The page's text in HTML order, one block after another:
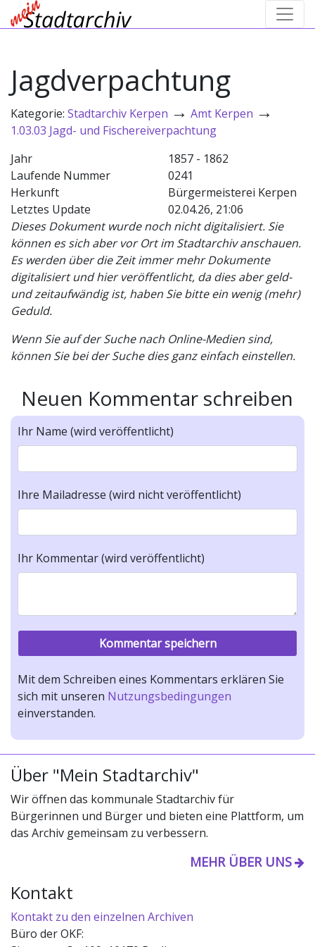
Jagdverpachtung
Kategorie: Stadtarchiv Kerpen → Amt Kerpen →
1.03.03 Jagd- und Fischereiverpachtung
Jahr
1857 - 1862
Laufende Nummer
0241
Herkunft
Bürgermeisterei Kerpen
Letztes Update
02.04.26, 21:06
Dieses Dokument wurde noch nicht digitalisiert. Sie
können es sich aber vor Ort im Stadtarchiv anschauen.
Es werden über die Zeit immer mehr Dokumente
digitalisiert und hier veröffentlicht, da dies aber geld-
und zeitaufwändig ist, haben Sie bitte ein wenig (mehr)
Geduld.
Wenn Sie auf der Suche nach Online-Medien sind,
können Sie bei der Suche dies ganz einfach einstellen.
Neuen Kommentar schreiben
Ihr Name (wird veröffentlicht)
Ihre Mailadresse (wird nicht veröffentlicht)
Ihr Kommentar (wird veröffentlicht)
Mit dem Schreiben eines Kommentars erklären Sie
sich mit unseren Nutzungsbedingungen
einverstanden.
Über "Mein Stadtarchiv"
Wir öffnen das kommunale Stadtarchiv für
Bürgerinnen und Bürger und bieten eine Plattform, um
das Archiv gemeinsam zu verbessern.
MEHR ÜBER UNS
Kontakt
Kontakt zu den einzelnen Archiven
Büro der OKF: